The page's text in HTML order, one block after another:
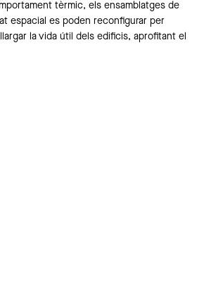
tèrmic, els ensamblatges de
espacial es poden reconfigurar per
la vida útil dels edificis, aprofitant el